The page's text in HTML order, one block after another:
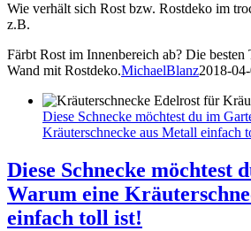
Wie verhält sich Rost bzw. Rostdeko im
z.B.
Färbt Rost im Innenbereich ab? Die besten
Wand mit Rostdeko.MichaelBlanz2018-
Diese Schnecke möchtest du im
Kräuterschnecke aus Metall einfach
Diese Schnecke möchtest
Warum eine
einfach toll ist!